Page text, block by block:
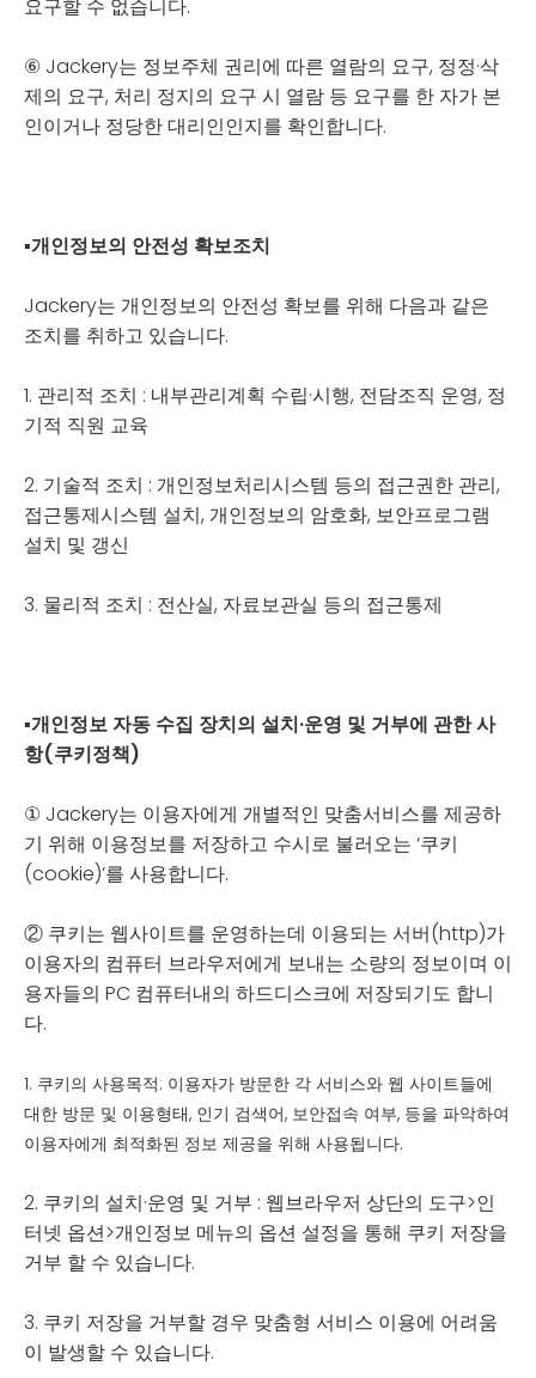
요구할 수 없습니다.
⑥ Jackery는 정보주체 권리에 따른 열람의 요구, 정정·삭
제의 요구, 처리 정지의 요구 시 열람 등 요구를 한 자가 본
인이거나 정당한 대리인인지를 확인합니다.
▪개인정보의 안전성 확보조치
Jackery는 개인정보의 안전성 확보를 위해 다음과 같은
조치를 취하고 있습니다.
1. 관리적 조치 : 내부관리계획 수립·시행, 전담조직 운영, 정
기적 직원 교육
2. 기술적 조치 : 개인정보처리시스템 등의 접근권한 관리,
접근통제시스템 설치, 개인정보의 암호화, 보안프로그램
설치 및 갱신
3. 물리적 조치 : 전산실, 자료보관실 등의 접근통제
▪개인정보 자동 수집 장치의 설치·운영 및 거부에 관한 사
항(쿠키정책)
① Jackery는 이용자에게 개별적인 맞춤서비스를 제공하
기 위해 이용정보를 저장하고 수시로 불러오는 ‘쿠키
(cookie)’를 사용합니다.
② 쿠키는 웹사이트를 운영하는데 이용되는 서버(http)가
이용자의 컴퓨터 브라우저에게 보내는 소량의 정보이며 이
용자들의 PC 컴퓨터내의 하드디스크에 저장되기도 합니
다.
1. 쿠키의 사용목적: 이용자가 방문한 각 서비스와 웹 사이트들에
대한 방문 및 이용형태, 인기 검색어, 보안접속 여부, 등을 파악하여
이용자에게 최적화된 정보 제공을 위해 사용됩니다.
2. 쿠키의 설치·운영 및 거부 : 웹브라우저 상단의 도구>인
터넷 옵션>개인정보 메뉴의 옵션 설정을 통해 쿠키 저장을
거부 할 수 있습니다.
3. 쿠키 저장을 거부할 경우 맞춤형 서비스 이용에 어려움
이 발생할 수 있습니다.